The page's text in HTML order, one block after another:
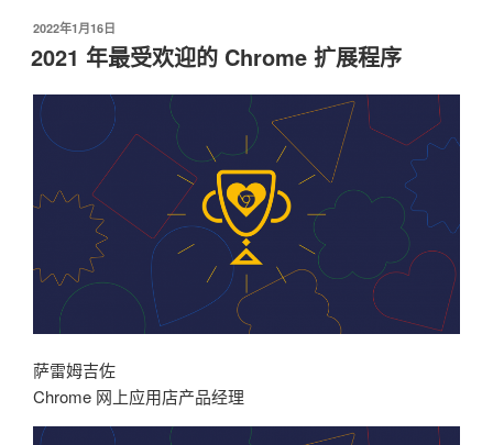
发
布
于
2022年1月16日
2021 年最受欢迎的 Chrome 扩展程序
萨雷姆吉佐
Chrome 网上应用店产品经理